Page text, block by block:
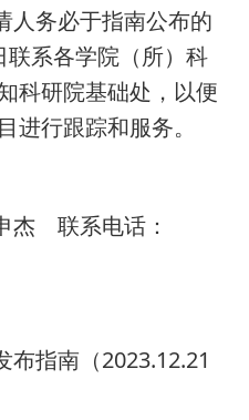
务必于指南公布的
系各学院（所）科
科研院基础处，以便
进行跟踪和服务。
联系电话：
指南（2023.12.21